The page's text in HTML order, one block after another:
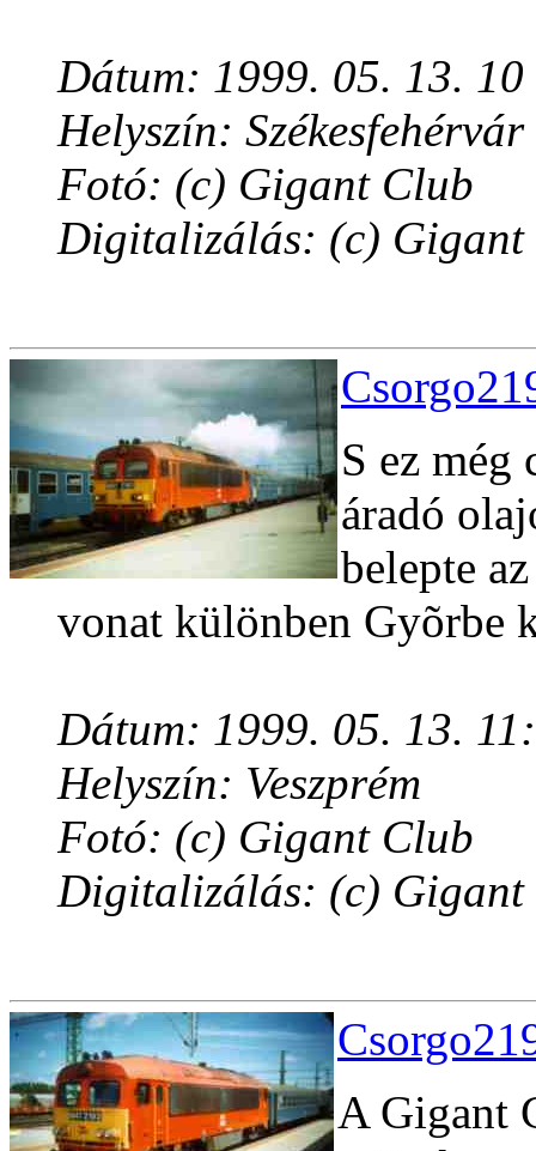
Dátum: 1999. 05. 13.
Helyszín: Székesfehérvár
Fotó: (c) Gigant Club
Digitalizálás: (c) Gigant
S ez még
áradó
belepte
vonat különben Gyõrbe
Dátum: 1999. 05. 13.
Helyszín: Veszprém
Fotó: (c) Gigant Club
Digitalizálás: (c) Gigant
A Gigant